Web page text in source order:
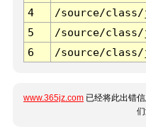
4
/source/class/
5
/source/class/
6
/source/class/
www.365jz.com 已经将此出错